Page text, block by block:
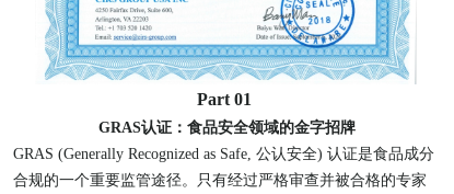
Part 01
GRAS认证：食品安全领域的金字招牌
GRAS (Generally Recognized as Safe, 公认安全) 认证是食品成分
合规的一个重要监管途径。只有经过严格审查并被合格的专家